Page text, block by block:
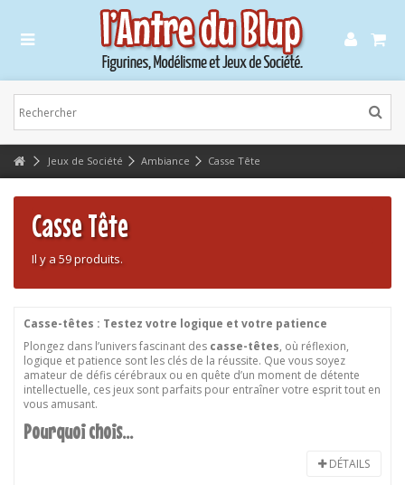
Lorem ipsum dolor sit amet
Lorem ipsum dolor sit amet, consectetur adipisicing elit, sed do eiusmod
tempor incididunt ut labore et dolore magna aliqua. Ut enim ad minim
veniam, quis nostrud exercitation ullamco laboris nisi ut aliquip ex ea
commodo consequat.
Lorem ipsum dolor sit amet
Lorem ipsum dolor sit amet, consectetur adipisicing elit, sed do eiusmod
tempor incididunt ut labore et dolore magna aliqua. Ut enim ad minim
veniam, quis nostrud exercitation ullamco laboris nisi ut aliquip ex ea
commodo consequat.
Jeux de Société Ambiance Casse Tête
Casse Tête
Il y a 59 produits.
Casse-têtes : Testez votre logique et votre patience
Plongez dans l’univers fascinant des casse-têtes, où réflexion,
logique et patience sont les clés de la réussite. Que vous soyez
amateur de défis cérébraux ou en quête d’un moment de détente
intellectuelle, ces jeux sont parfaits pour entraîner votre esprit tout en
vous amusant.
Pourquoi chois...
DÉTAILS